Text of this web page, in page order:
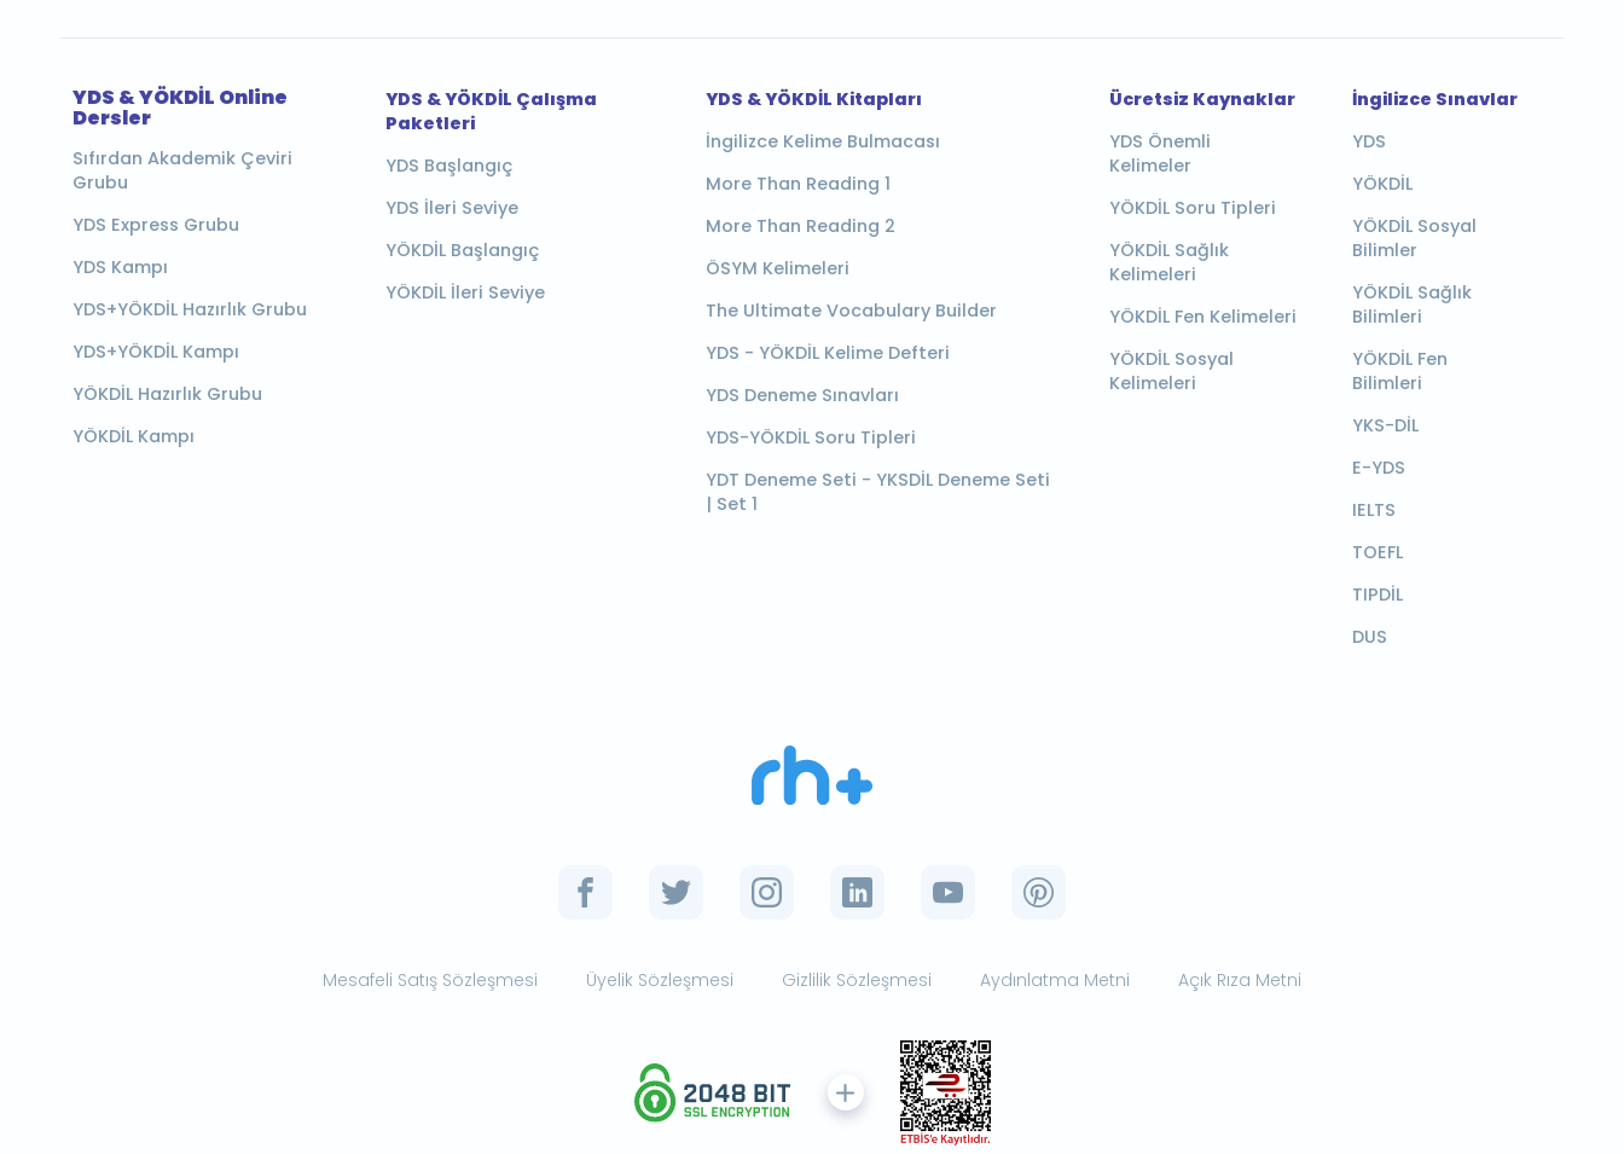
YDS & YÖKDİL Online
Dersler
Sıfırdan Akademik Çeviri
Grubu
YDS Express Grubu
YDS Kampı
YDS+YÖKDİL Hazırlık Grubu
YDS+YÖKDİL Kampı
YÖKDİL Hazırlık Grubu
YÖKDİL Kampı
YDS & YÖKDİL Çalışma
Paketleri
YDS Başlangıç
YDS İleri Seviye
YÖKDİL Başlangıç
YÖKDİL İleri Seviye
YDS & YÖKDİL Kitapları
İngilizce Kelime Bulmacası
More Than Reading 1
More Than Reading 2
ÖSYM Kelimeleri
The Ultimate Vocabulary Builder
YDS - YÖKDİL Kelime Defteri
YDS Deneme Sınavları
YDS-YÖKDİL Soru Tipleri
YDT Deneme Seti - YKSDİL Deneme Seti
| Set 1
Ücretsiz Kaynaklar
YDS Önemli
Kelimeler
YÖKDİL Soru Tipleri
YÖKDİL Sağlık
Kelimeleri
YÖKDİL Fen Kelimeleri
YÖKDİL Sosyal
Kelimeleri
İngilizce Sınavlar
YDS
YÖKDİL
YÖKDİL Sosyal
Bilimler
YÖKDİL Sağlık
Bilimleri
YÖKDİL Fen
Bilimleri
YKS-DİL
E-YDS
IELTS
TOEFL
TIPDİL
DUS
Mesafeli Satış Sözleşmesi Üyelik Sözleşmesi Gizlilik Sözleşmesi Aydınlatma Metni Açık Rıza Metni